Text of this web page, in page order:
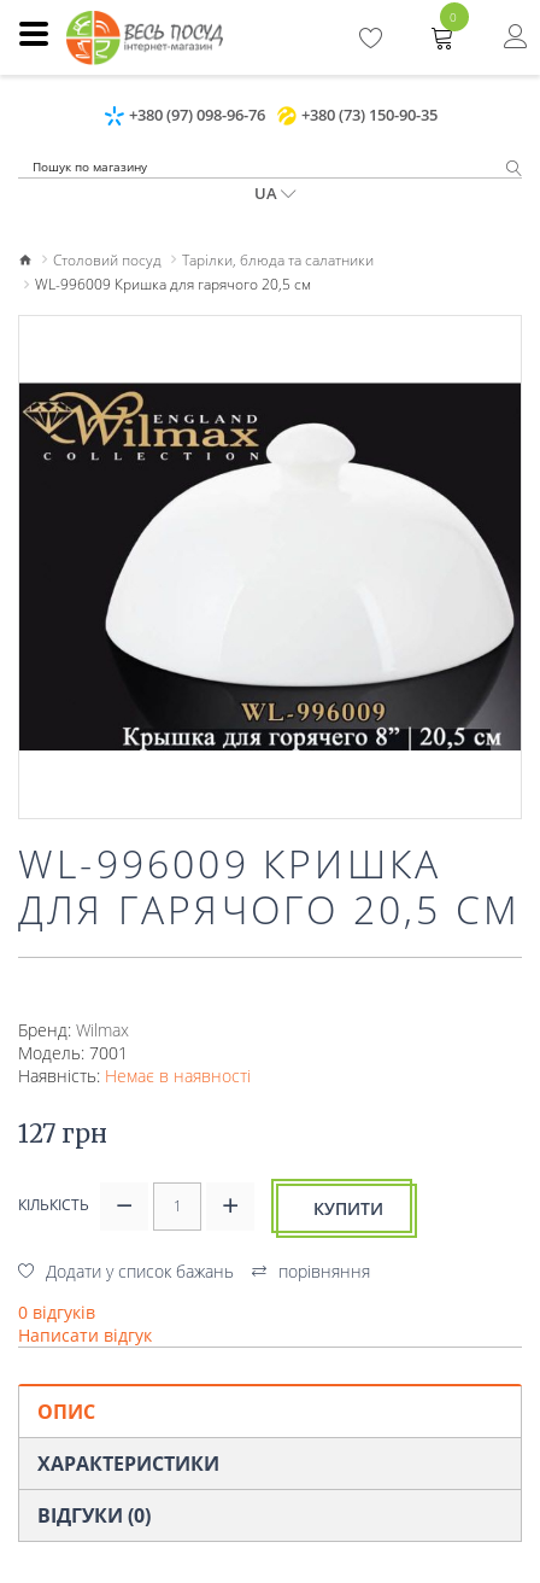
+380 (97) 098-96-76 +380 (73) 150-90-35
UA
0
Столовий посуд
Тарілки, блюда та салатники
WL-996009 Кришка для гарячого 20,5 см
WL-996009 КРИШКА
ДЛЯ ГАРЯЧОГО 20,5 СМ
Бренд: Wilmax
Модель: 7001
Наявність: Немає в наявності
127 грн
КІЛЬКІСТЬ КУПИТИ
Додати у список бажань
порівняння
0 відгуків
Написати відгук
ОПИС
ХАРАКТЕРИСТИКИ
ВІДГУКИ (0)